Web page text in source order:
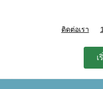
ติดต่อเรา